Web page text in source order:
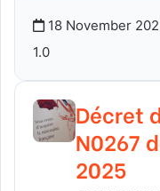
18 November
1.0
Décret
N0267
2025